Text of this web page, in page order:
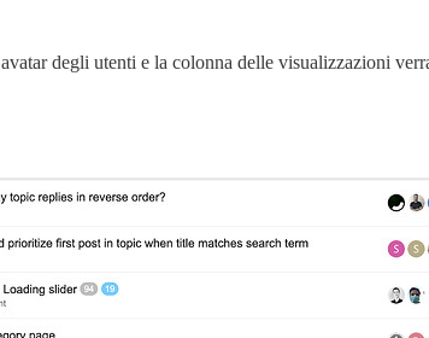
degli utenti e la colonna delle visualizzazioni